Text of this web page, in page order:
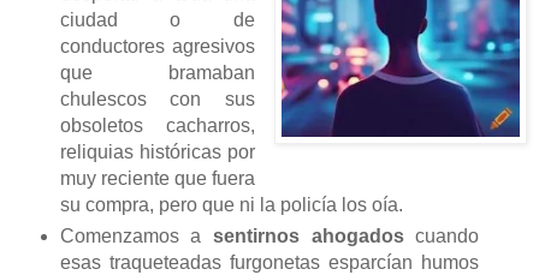
ciudad o de
conductores agresivos
que bramaban
chulescos con sus
obsoletos cacharros,
reliquias históricas por
muy reciente que fuera
su compra, pero que ni la policía los oía.
Comenzamos a sentirnos ahogadoscuando
esas traqueteadas furgonetas esparcían humos